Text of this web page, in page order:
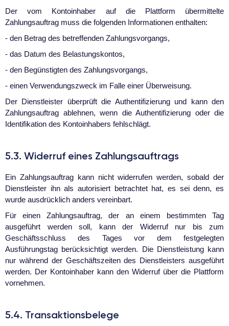
Der vom Kontoinhaber auf die Plattform übermittelte
Zahlungsauftrag muss die folgenden Informationen enthalten:
- den Betrag des betreffenden Zahlungsvorgangs,
- das Datum des Belastungskontos,
- den Begünstigten des Zahlungsvorgangs,
- einen Verwendungszweck im Falle einer Überweisung.
Der Dienstleister überprüft die Authentifizierung und kann den
Zahlungsauftrag ablehnen, wenn die Authentifizierung oder die
Identifikation des Kontoinhabers fehlschlägt.
5.3. Widerruf eines Zahlungsauftrags
Ein Zahlungsauftrag kann nicht widerrufen werden, sobald der
Dienstleister ihn als autorisiert betrachtet hat, es sei denn, es
wurde ausdrücklich anders vereinbart.
Für einen Zahlungsauftrag, der an einem bestimmten Tag
ausgeführt werden soll, kann der Widerruf nur bis zum
Geschäftsschluss des Tages vor dem festgelegten
Ausführungstag berücksichtigt werden. Die Dienstleistung kann
nur während der Geschäftszeiten des Dienstleisters ausgeführt
werden. Der Kontoinhaber kann den Widerruf über die Plattform
vornehmen.
5.4. Transaktionsbelege